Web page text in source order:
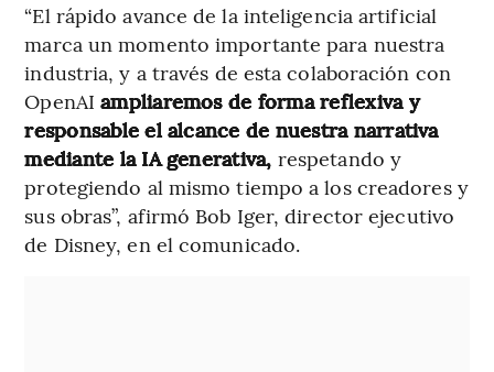
“El rápido avance de la inteligencia artificial
marca un momento importante para nuestra
industria, y a través de esta colaboración con
OpenAIampliaremos de forma reflexiva y
responsable el alcance de nuestra narrativa
mediante la IA generativa, respetando y
protegiendo al mismo tiempo a los creadores y
sus obras”, afirmó Bob Iger, director ejecutivo
de Disney, en el comunicado.